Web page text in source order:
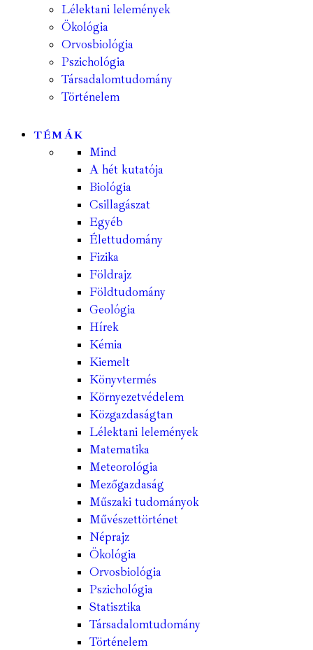
Lélektani lelemények
Ökológia
Orvosbiológia
Pszichológia
Társadalomtudomány
Történelem
TÉMÁK
Mind
A hét kutatója
Biológia
Csillagászat
Egyéb
Élettudomány
Fizika
Földrajz
Földtudomány
Geológia
Hírek
Kémia
Kiemelt
Könyvtermés
Környezetvédelem
Közgazdaságtan
Lélektani lelemények
Matematika
Meteorológia
Mezőgazdaság
Műszaki tudományok
Művészettörténet
Néprajz
Ökológia
Orvosbiológia
Pszichológia
Statisztika
Társadalomtudomány
Történelem